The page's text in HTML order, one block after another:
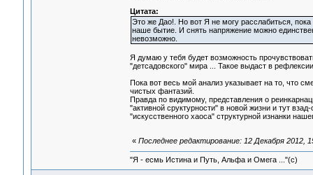
Цитата:
Это же Дао!. Но вот Я не могу расслабиться, пока
наше бытие. И снять напряжение можно
невозможно.
Я думаю у тебя будет возможность
"детсадовского" мира ... Такое выдаст в
Пока вот весь мой анализ указывает на то, что
чистых фантазий.
Правда по видимому, представления о
"активной сруктурности" в новой жизни и тут
"искусственного хаоса" структурной изнанки
« Последнее редактирование: 12 Декабря 2012,
"Я - есмь Истина и Путь, Альфа и Омега ..."(с)